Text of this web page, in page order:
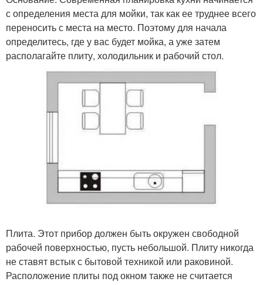
с определения места для мойки, так как ее труднее всего
переносить с места на место. Поэтому для начала
определитесь, где у вас будет мойка, а уже затем
располагайте плиту, холодильник и рабочий стол.
Плита. Этот прибор должен быть окружен свободной
рабочей поверхностью, пусть небольшой. Плиту никогда
не ставят встык с бытовой техникой или раковиной.
Расположение плиты под окном также не считается